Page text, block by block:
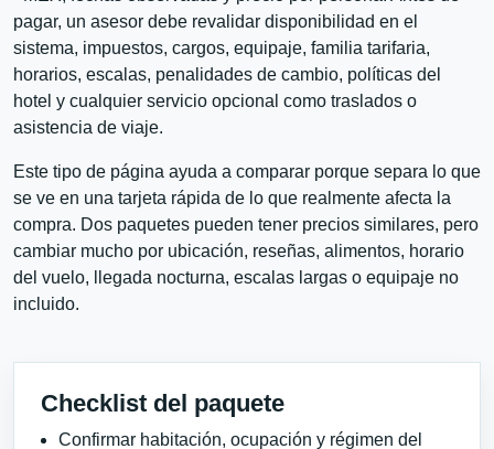
pagar, un asesor debe revalidar disponibilidad en el
sistema, impuestos, cargos, equipaje, familia tarifaria,
horarios, escalas, penalidades de cambio, políticas del
hotel y cualquier servicio opcional como traslados o
asistencia de viaje.
Este tipo de página ayuda a comparar porque separa lo que
se ve en una tarjeta rápida de lo que realmente afecta la
compra. Dos paquetes pueden tener precios similares, pero
cambiar mucho por ubicación, reseñas, alimentos, horario
del vuelo, llegada nocturna, escalas largas o equipaje no
incluido.
Checklist del paquete
Confirmar habitación, ocupación y régimen del